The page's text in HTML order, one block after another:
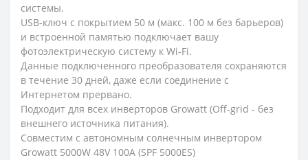
системы.
USB-ключ с покрытием 50 м (макс. 100 м без барьеров)
и встроенной памятью подключает вашу
фотоэлектрическую систему к Wi-Fi.
Данные подключенного преобразователя сохраняются
в течение 30 дней, даже если соединение с
Интернетом прервано.
Подходит для всех инверторов Growatt (Off-grid - без
внешнего источника питания).
Совместим c автономным солнечным инвертором
Growatt 5000W 48V 100A (SPF 5000ES)